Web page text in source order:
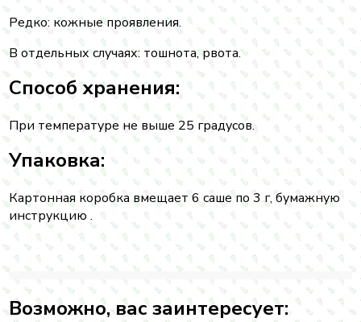
Редко: кожные проявления.
В отдельных случаях: тошнота, рвота.
Способ хранения:
При температуре не выше 25 градусов.
Упаковка:
Картонная коробка вмещает 6 саше по 3 г, бумажную
инструкцию .
Возможно, вас заинтересует: